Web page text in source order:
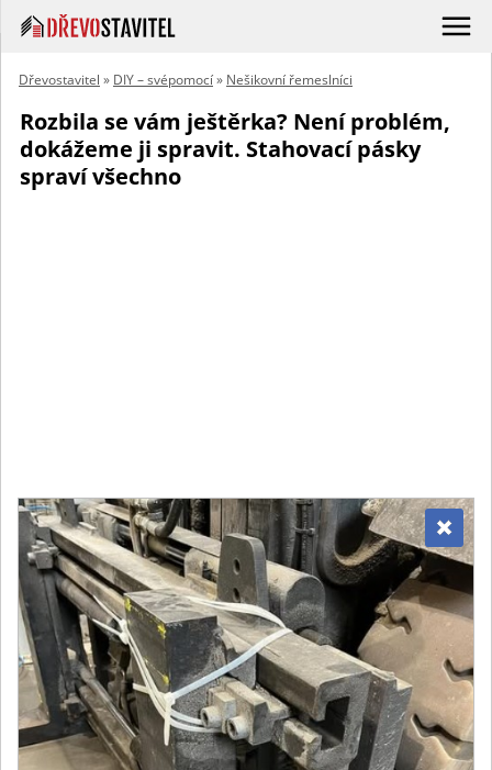
Dřevostavitel » DIY – svépomocí» Nešikovní řemeslníci
Rozbila se vám ještěrka? Není problém,
dokážeme ji spravit. Stahovací pásky
spraví všechno